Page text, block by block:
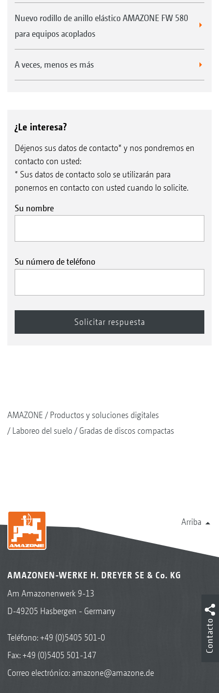
Nuevo rodillo de anillo elástico AMAZONE FW 580
para equipos acoplados
A veces, menos es más
¿Le interesa?
Déjenos sus datos de contacto* y nos pondremos en
contacto con usted:
* Sus datos de contacto solo se utilizarán para
ponernos en contacto con usted cuando lo solicite.
Su nombre
Su número de teléfono
AMAZONE
Productos y soluciones digitales
Laboreo del suelo
Gradas de discos compactas
Arriba
AMAZONEN-WERKE H. DREYER SE & Co. KG
Am Amazonenwerk 9-13
D-49205 Hasbergen - Germany
Teléfono:+49 (0)5405 501-0
Fax: +49 (0)5405 501-147
Correo electrónico: amazone@amazone.de
Contacto